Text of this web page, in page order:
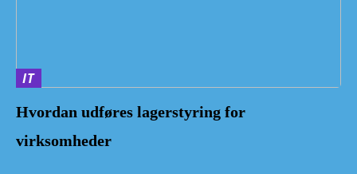
IT
Hvordan udføres lagerstyring for
virksomheder